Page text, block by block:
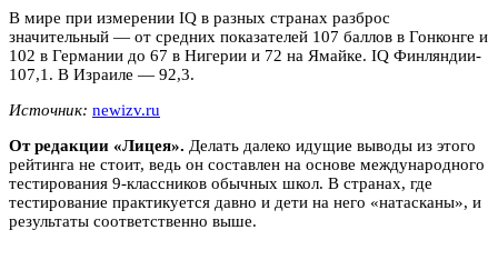
В мире при измерении IQ в разных странах разброс
значительный — от средних показателей 107 баллов в Гонконге и
102 в Германии до 67 в Нигерии и 72 на Ямайке. IQ Финляндии-
107,1. В Израиле — 92,3.
Источник: newizv.ru
От редакции «Лицея». Делать далеко идущие выводы из этого
рейтинга не стоит, ведь он составлен на основе международного
тестирования 9-классников обычных школ. В странах, где
тестирование практикуется давно и дети на него «натасканы», и
результаты соответственно выше.